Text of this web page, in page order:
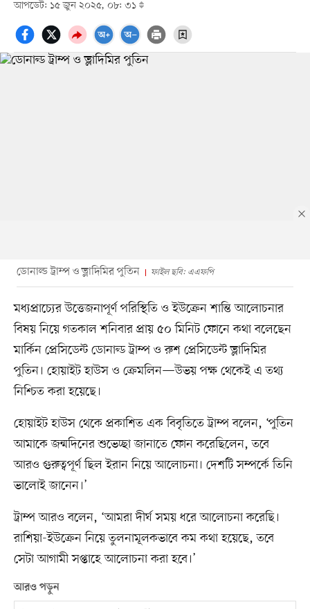
আপডেট: ১৫ জুন ২০২৫, ০৮: ৩১
ডোনাল্ড ট্রাম্প ও ভ্লাদিমির পুতিন ফাইল ছবি: এএফপি
মধ্যপ্রাচ্যের উত্তেজনাপূর্ণ পরিস্থিতি ও ইউক্রেন শান্তি আলোচনার
বিষয় নিয়ে গতকাল শনিবার প্রায় ৫০ মিনিট ফোনে কথা বলেছেন
মার্কিন প্রেসিডেন্ট ডোনাল্ড ট্রাম্প ও রুশ প্রেসিডেন্ট ভ্লাদিমির
পুতিন। হোয়াইট হাউস ও ক্রেমলিন—উভয় পক্ষ থেকেই এ তথ্য
নিশ্চিত করা হয়েছে।
হোয়াইট হাউস থেকে প্রকাশিত এক বিবৃতিতে ট্রাম্প বলেন, ‘পুতিন
আমাকে জন্মদিনের শুভেচ্ছা জানাতে ফোন করেছিলেন, তবে
আরও গুরুত্বপূর্ণ ছিল ইরান নিয়ে আলোচনা। দেশটি সম্পর্কে তিনি
ভালোই জানেন।’
ট্রাম্প আরও বলেন, ‘আমরা দীর্ঘ সময় ধরে আলোচনা করেছি।
রাশিয়া-ইউক্রেন নিয়ে তুলনামূলকভাবে কম কথা হয়েছে, তবে
সেটা আগামী সপ্তাহে আলোচনা করা হবে।’
আরও পড়ুন